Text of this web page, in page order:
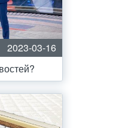
2023-03-16